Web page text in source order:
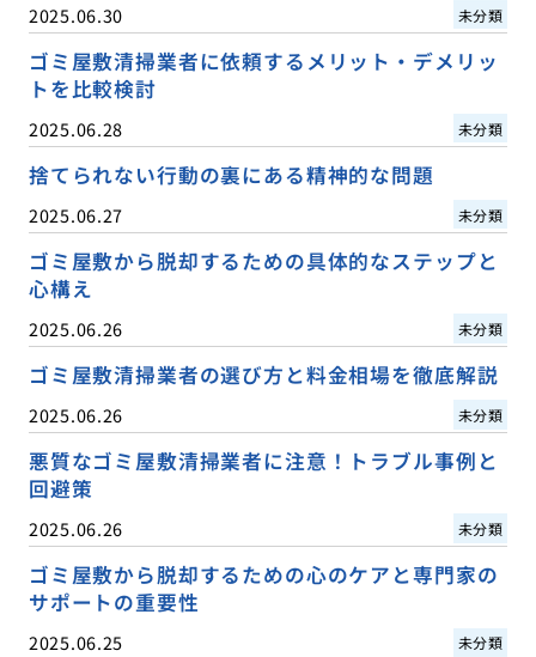
2025.06.30 未分類
ゴミ屋敷清掃業者に依頼するメリット・デメリッ
トを比較検討
2025.06.28 未分類
捨てられない行動の裏にある精神的な問題
2025.06.27 未分類
ゴミ屋敷から脱却するための具体的なステップと
心構え
2025.06.26 未分類
ゴミ屋敷清掃業者の選び方と料金相場を徹底解説
2025.06.26 未分類
悪質なゴミ屋敷清掃業者に注意！トラブル事例と
回避策
2025.06.26 未分類
ゴミ屋敷から脱却するための心のケアと専門家の
サポートの重要性
2025.06.25 未分類